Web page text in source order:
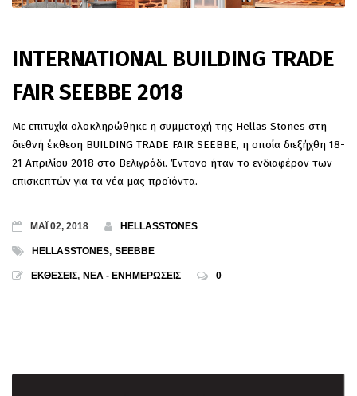
INTERNATIONAL BUILDING TRADE
FAIR SEEBBE 2018
Με επιτυχία ολοκληρώθηκε η συμμετοχή της Hellas Stones στη
διεθνή έκθεση BUILDING TRADE FAIR SEEBBE, η οποία διεξήχθη 18-
21 Απριλίου 2018 στο Βελιγράδι. Έντονο ήταν το ενδιαφέρον των
επισκεπτών για τα νέα μας προϊόντα.
ΜΑΪ 02, 2018 HELLASSTONES
HELLASSTONES, SEEBBE
ΕΚΘΕΣΕΙΣ, ΝΕΑ - ΕΝΗΜΕΡΩΣΕΙΣ 0